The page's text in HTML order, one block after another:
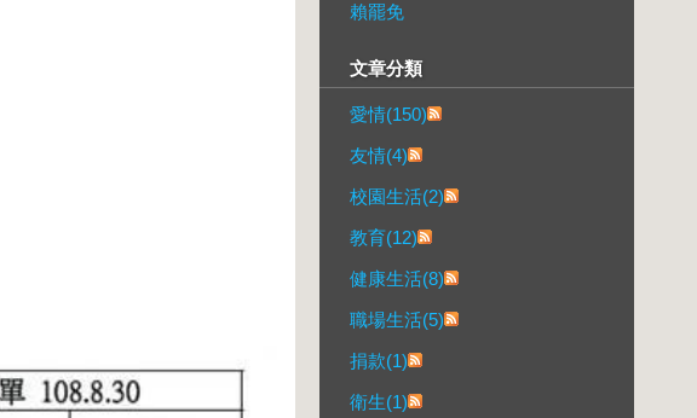
賴罷免
文章分類
愛情(150)
友情(4)
校園生活(2)
教育(12)
健康生活(8)
職場生活(5)
捐款(1)
衛生(1)